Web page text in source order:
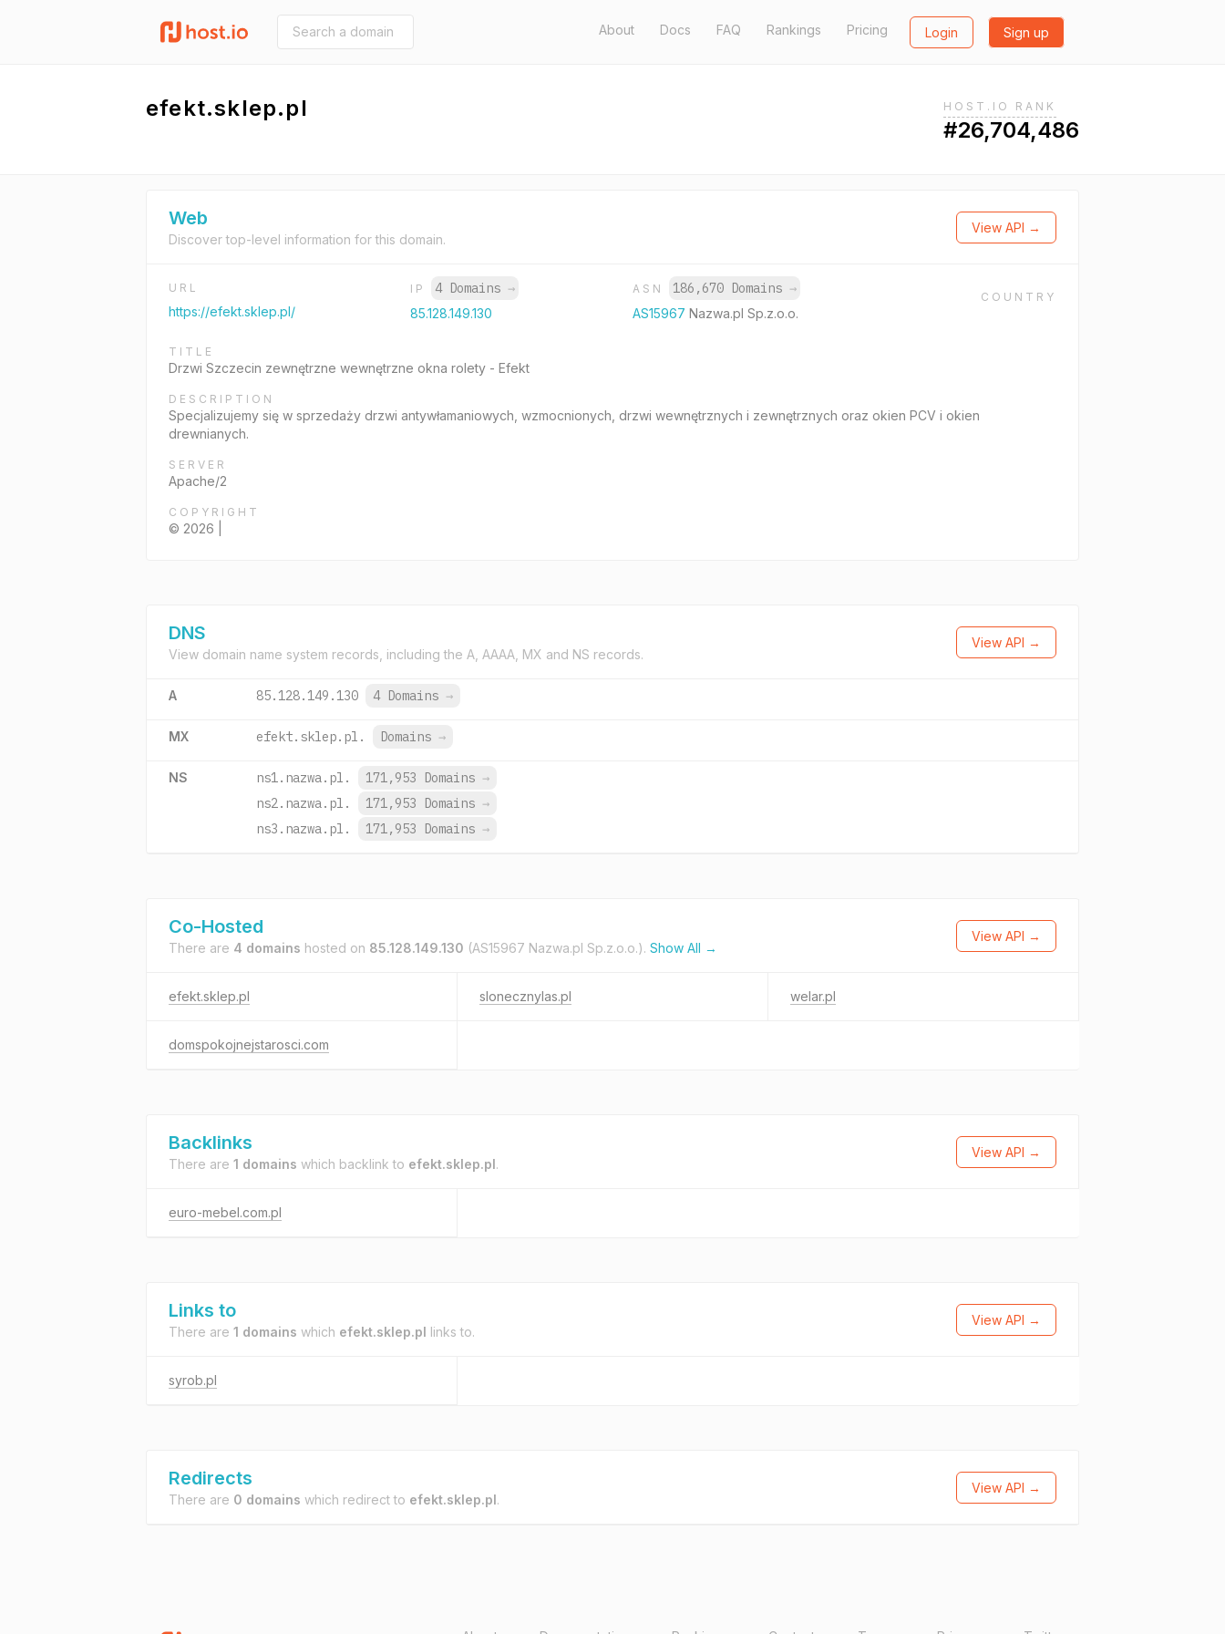
About Docs FAQ Rankings Pricing Login Sign up
efekt.sklep.pl HOST.IO RANK
#26,704,486
Web
Discover top-level information for this domain.
View API →
URL
https://efekt.sklep.pl/
IP 4 Domains →
85.128.149.130
ASN 186,670 Domains →
AS15967Nazwa.pl Sp.z.o.o.
COUNTRY
TITLE
Drzwi Szczecin zewnętrzne wewnętrzne okna rolety - Efekt
DESCRIPTION
Specjalizujemy się w sprzedaży drzwi antywłamaniowych, wzmocnionych, drzwi wewnętrznych i zewnętrznych oraz okien PCV i okien
drewnianych.
SERVER
Apache/2
COPYRIGHT
© 2026 |
DNS
View domain name system records, including the A, AAAA, MX and NS records.
View API →
A 85.128.149.130 4 Domains →
MX efekt.sklep.pl. Domains →
NS ns1.nazwa.pl. 171,953 Domains →
ns2.nazwa.pl.
171,953 Domains →
ns3.nazwa.pl.
171,953 Domains →
Co-Hosted
There are 4 domains hosted on 85.128.149.130 (AS15967 Nazwa.pl Sp.z.o.o.). Show All →
View API →
efekt.sklep.pl slonecznylas.pl welar.pl
domspokojnejstarosci.com
Backlinks
There are 1 domains which backlink to efekt.sklep.pl.
View API →
euro-mebel.com.pl
Links to
There are 1 domains which efekt.sklep.pl links to.
View API →
syrob.pl
Redirects
There are 0 domains which redirect to efekt.sklep.pl.
View API →